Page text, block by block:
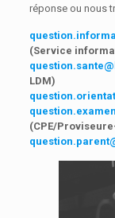
réponse ou nous
(Service
LDM)
(CPE/